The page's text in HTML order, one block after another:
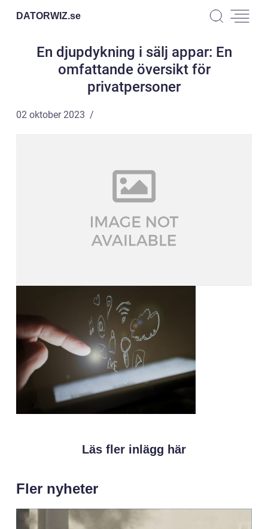
DATORWIZ.se
En djupdykning i sälj appar: En
omfattande översikt för
privatpersoner
02 oktober 2023
Läs fler inlägg här
Fler nyheter